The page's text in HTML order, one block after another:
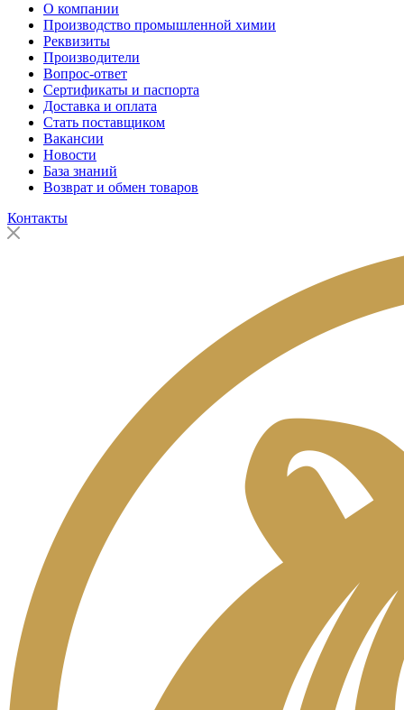
О компании
Производство промышленной химии
Реквизиты
Производители
Вопрос-ответ
Сертификаты и паспорта
Доставка и оплата
Стать поставщиком
Вакансии
Новости
База знаний
Возврат и обмен товаров
Контакты